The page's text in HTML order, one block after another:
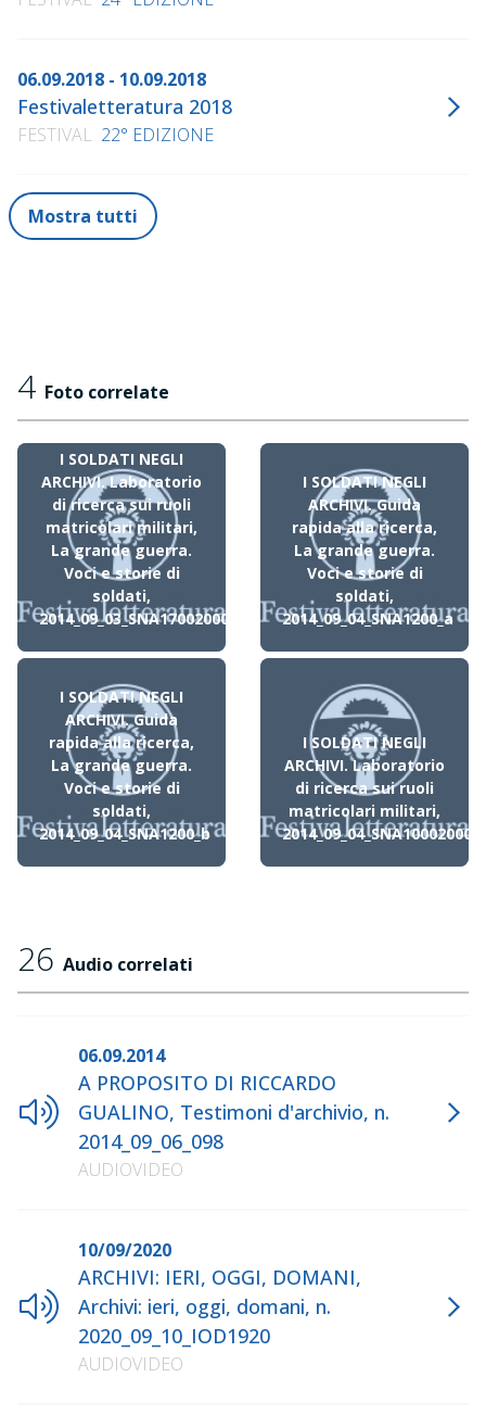
06.09.2018 - 10.09.2018
Festivaletteratura 2018
FESTIVAL 22° EDIZIONE
Mostra tutti
4 Foto correlate
I SOLDATI NEGLI
ARCHIVI. Laboratorio
di ricerca sui ruoli
matricolari militari,
La grande guerra.
Voci e storie di
soldati,
2014_09_03_SNA17002000
I SOLDATI NEGLI
ARCHIVI. Guida
rapida alla ricerca,
La grande guerra.
Voci e storie di
soldati,
2014_09_04_SNA1200_a
I SOLDATI NEGLI
ARCHIVI. Guida
rapida alla ricerca,
La grande guerra.
Voci e storie di
soldati,
2014_09_04_SNA1200_b
I SOLDATI NEGLI
ARCHIVI. Laboratorio
di ricerca sui ruoli
matricolari militari,
2014_09_04_SNA10002000
26 Audio correlati
06.09.2014
A PROPOSITO DI RICCARDO
GUALINO, Testimoni d'archivio, n.
2014_09_06_098
AUDIOVIDEO
10/09/2020
ARCHIVI: IERI, OGGI, DOMANI,
Archivi: ieri, oggi, domani, n.
2020_09_10_IOD1920
AUDIOVIDEO